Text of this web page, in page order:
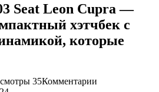
Seat Leon Cupra —
хэтчбек с
которые
35Комментарии